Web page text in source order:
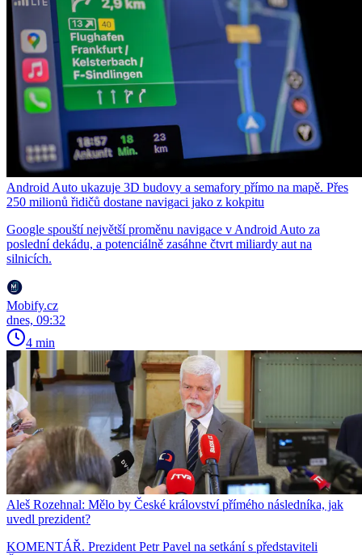
Android Auto ukazuje 3D budovy a semafory přímo na mapě. Přes
250 milionů řidičů dostane navigaci jako z kokpitu
Google spouští největší proměnu navigace v Android Auto za
poslední dekádu, a potenciálně zasáhne čtvrt miliardy aut na
silnicích.
Mobify.cz
dnes, 09:32
4 min
Aleš Rozehnal: Mělo by České království přímého následníka, jak
uvedl prezident?
KOMENTÁŘ. Prezident Petr Pavel na setkání s představiteli